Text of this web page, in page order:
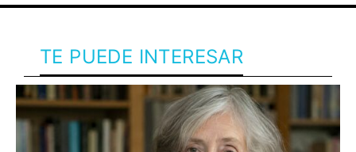
TE PUEDE INTERESAR